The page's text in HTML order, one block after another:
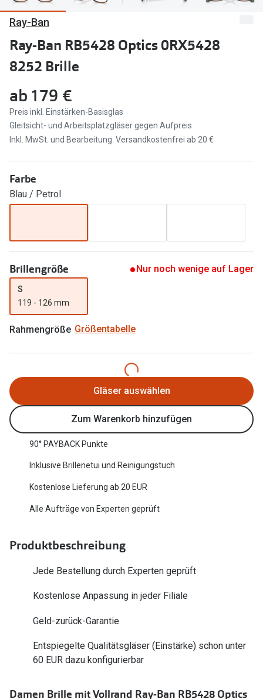
Marken
Ray-Ban
DbyD
Prada
Seen
Miu Miu
alle Marken
Ratgeber
Gleitsicht Ratgeber
Alle Brillen Ratgeber
Angebote
Brillen 2 für 1
20% auf selbsttönende Gläser
Trends
Nuance Audio Brille
Ray-Ban Meta
Oakley Meta
Brillentrends 2026
Glasveredelungen
Brillenglas Typen
Transitions Gläser
Zubehör
Oakley
alle
Ray-Ban
Oakley
Zubehör
Ray-Ban
Ray-Ban RB5428 Optics 0RX5428
8252 Brille
ab 179 €
Preis inkl. Einstärken-Basisglas
Gleitsicht- und Arbeitsplatzgläser gegen Aufpreis
Inkl. MwSt. und Bearbeitung. Versandkostenfrei ab 20 €
Farbe
Blau / Petrol
Brillengröße Nur noch wenige auf Lager
S
119 - 126 mm
Rahmengröße Größentabelle
Gläser auswählen
Zum Warenkorb hinzufügen
90° PAYBACK Punkte
Inklusive Brillenetui und Reinigungstuch
Kostenlose Lieferung ab 20 EUR
Alle Aufträge von Experten geprüft
Produktbeschreibung
Jede Bestellung durch Experten geprüft
Kostenlose Anpassung in jeder Filiale
Geld-zurück-Garantie
Entspiegelte Qualitätsgläser (Einstärke) schon unter
60 EUR dazu konfigurierbar
Damen Brille mit Vollrand Ray-Ban RB5428 Optics